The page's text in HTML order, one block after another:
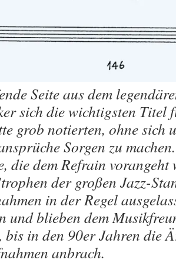
Seite aus dem
sich die wichtigsten Titel
grob notierten, ohne sich
Sorgen zu
die dem Refrain
der großen Jazz-
in der Regel
und blieben dem
bis in den 90er Jahren die
anbrach.